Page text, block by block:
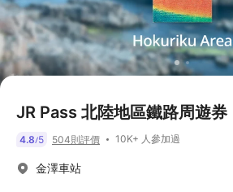
JR Pass 北陸地區鐵路周遊券
4.8/5 504則評價 10K+ 人參加過
金澤車站